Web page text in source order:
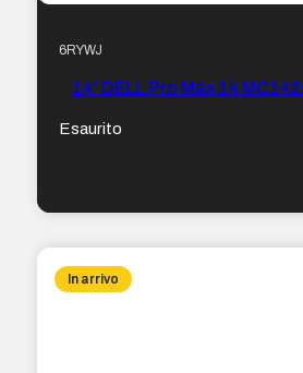
6RYWJ
14″ DELL Pro Max 14
Esaurito
In arrivo